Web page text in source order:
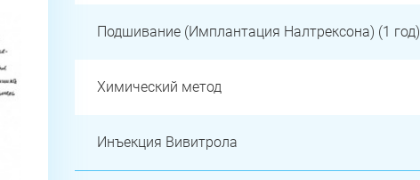
Подшивание (Имплантация Налтрексона) (1 год)
Химический метод
Инъекция Вивитрола